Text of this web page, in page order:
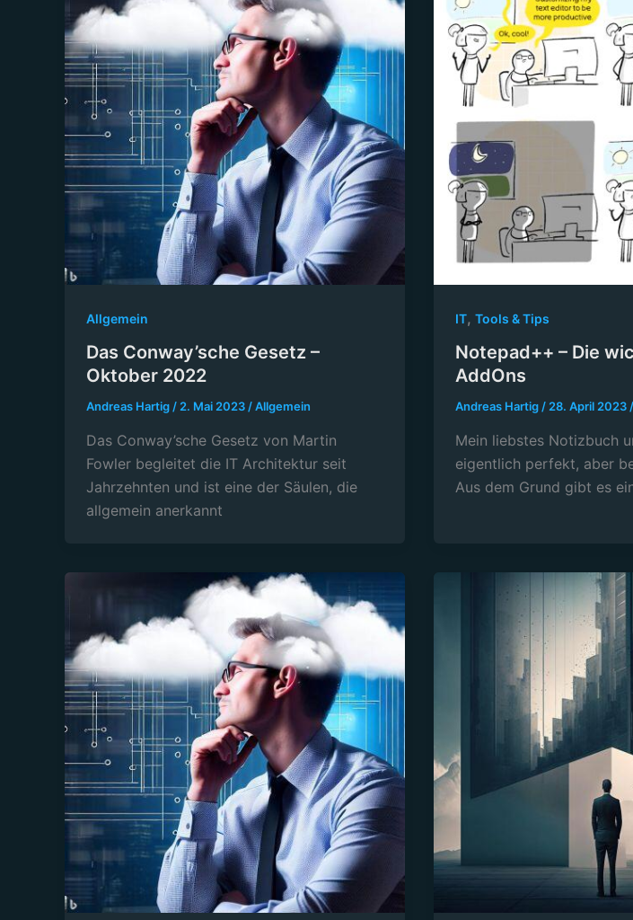
Allgemein
Das Conway’sche Gesetz –
Oktober 2022
Andreas Hartig/2. Mai 2023/Allgemein
Das Conway’sche Gesetz von Martin
Fowler begleitet die IT Architektur seit
Jahrzehnten und ist eine der Säulen, die
allgemein anerkannt
IT, Tools & Tips
Notepad++ – Die
AddOns
Andreas Hartig/28. April 2023/
Mein liebstes Notizbuch
eigentlich perfekt, aber
Aus dem Grund gibt es